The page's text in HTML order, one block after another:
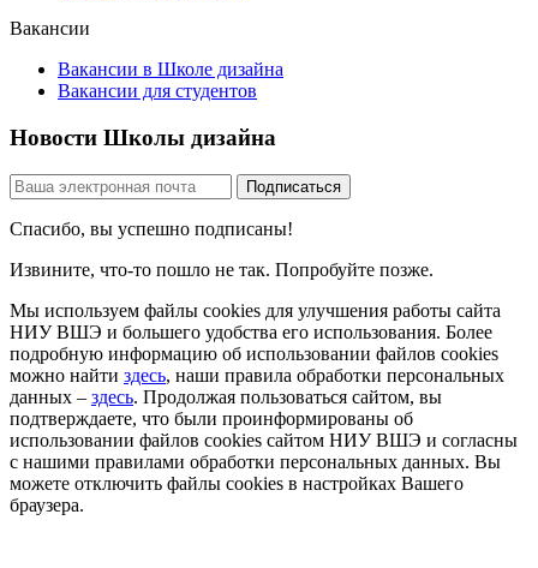
Вакансии
Вакансии в Школе дизайна
Вакансии для студентов
Новости Школы дизайна
Спасибо, вы успешно подписаны!
Извините, что-то пошло не так. Попробуйте позже.
Мы используем файлы cookies для улучшения работы сайта
НИУ ВШЭ и большего удобства его использования. Более
подробную информацию об использовании файлов cookies
можно найти здесь, наши правила обработки персональных
данных – здесь. Продолжая пользоваться сайтом, вы
подтверждаете, что были проинформированы об
использовании файлов cookies сайтом НИУ ВШЭ и согласны
с нашими правилами обработки персональных данных. Вы
можете отключить файлы cookies в настройках Вашего
браузера.